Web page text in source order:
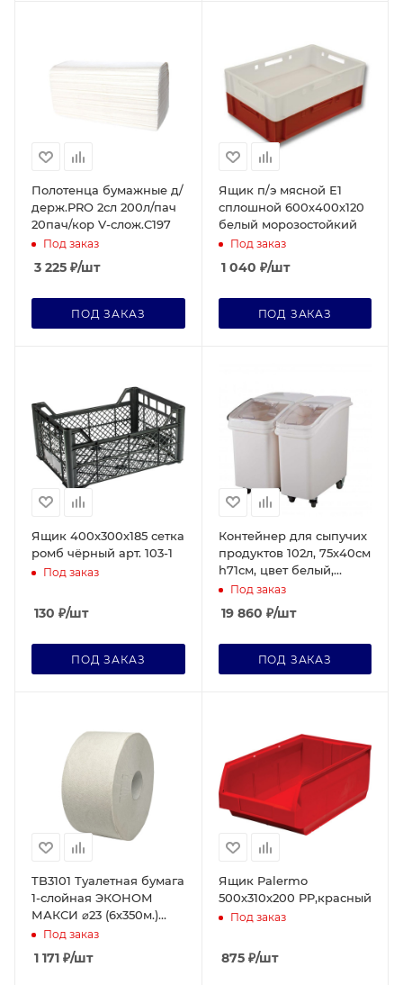
Полотенца бумажные д/
держ.PRO 2сл 200л/пач
20пач/кор V-слож.C197
Под заказ
3 225 ₽/шт
ПОД ЗАКАЗ
Ящик п/э мясной Е1
сплошной 600х400х120
белый морозостойкий
Под заказ
1 040 ₽/шт
ПОД ЗАКАЗ
Ящик 400х300х185 сетка
ромб чёрный арт. 103-1
Под заказ
130 ₽/шт
ПОД ЗАКАЗ
Контейнер для сыпучих
продуктов 102л, 75х40см
h71см, цвет белый,
серия Jiwins JW-S102
Под заказ
19 860 ₽/шт
ПОД ЗАКАЗ
TB3101 Туалетная бумага
1-слойная ЭКОНОМ
МАКСИ ⌀23 (6х350м.)
стар. арт.
Под заказ
1 171 ₽/шт
Ящик Palermo
500х310х200 PP,красный
Под заказ
875₽/шт